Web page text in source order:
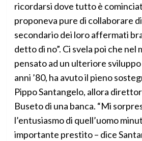
ricordarsi dove tutto è
proponeva pure di collaborare
secondario dei loro affermati
detto di no”. Ci svela poi che nel
pensato ad un ulteriore
anni ’80, ha avuto il pieno
Pippo Santangelo, allora
Buseto di una banca. “Mi
l’entusiasmo di quell’uomo
importante prestito – dice